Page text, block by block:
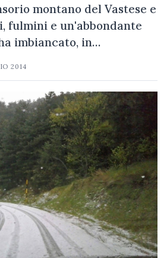
montano del Vastese e
fulmini e un'abbondante
imbiancato, in…
2014